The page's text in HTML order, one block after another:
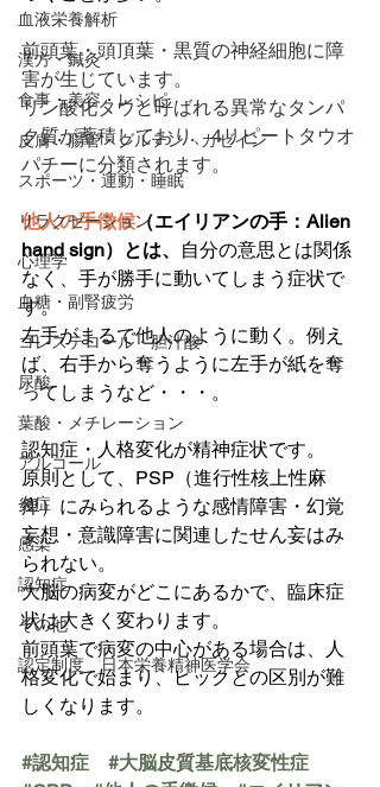
血液栄養解析
漢方・鍼灸
食事・美容・レシピ
皮膚・腸管・グルテン・カゼイン
スポーツ・運動・睡眠
リラクゼーション
心理学
血糖・副腎疲労
コレステロール・胆汁酸
尿酸
葉酸・メチレーション
アルコール
炎症
感染
認知症
その他
認定制度 日本栄養精神医学会
前頭葉・頭頂葉・黒質の神経細胞に障
害が生じています。
リン酸化タウと呼ばれる異常なタンパ
ク質が蓄積しており、4リピートタウオ
パチーに分類されます。
他人の手徴候（エイリアンの手：Alien
hand sign）とは、
自分の意思とは関係
なく、手が勝手に動いてしまう症状で
す。
左手がまるで他人のように動く。例え
ば、右手から奪うように左手が紙を奪
ってしまうなど・・・。
認知症・人格変化が精神症状です。
原則として、PSP（進行性核上性麻
痺）にみられるような感情障害・幻覚
妄想・意識障害に関連したせん妄はみ
られない。
大脳の病変がどこにあるかで、臨床症
状は大きく変わります。
前頭葉で病変の中心がある場合は、人
格変化で始まり、ピックとの区別が難
しくなります。
#認知症
#大脳皮質基底核変性症